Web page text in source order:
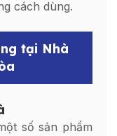
cách dùng.
tại Nhà
số sản phẩm